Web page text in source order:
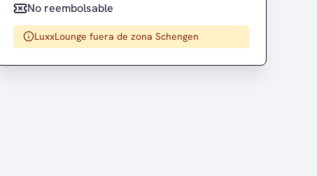
No reembolsable
LuxxLounge fuera de zona Schengen